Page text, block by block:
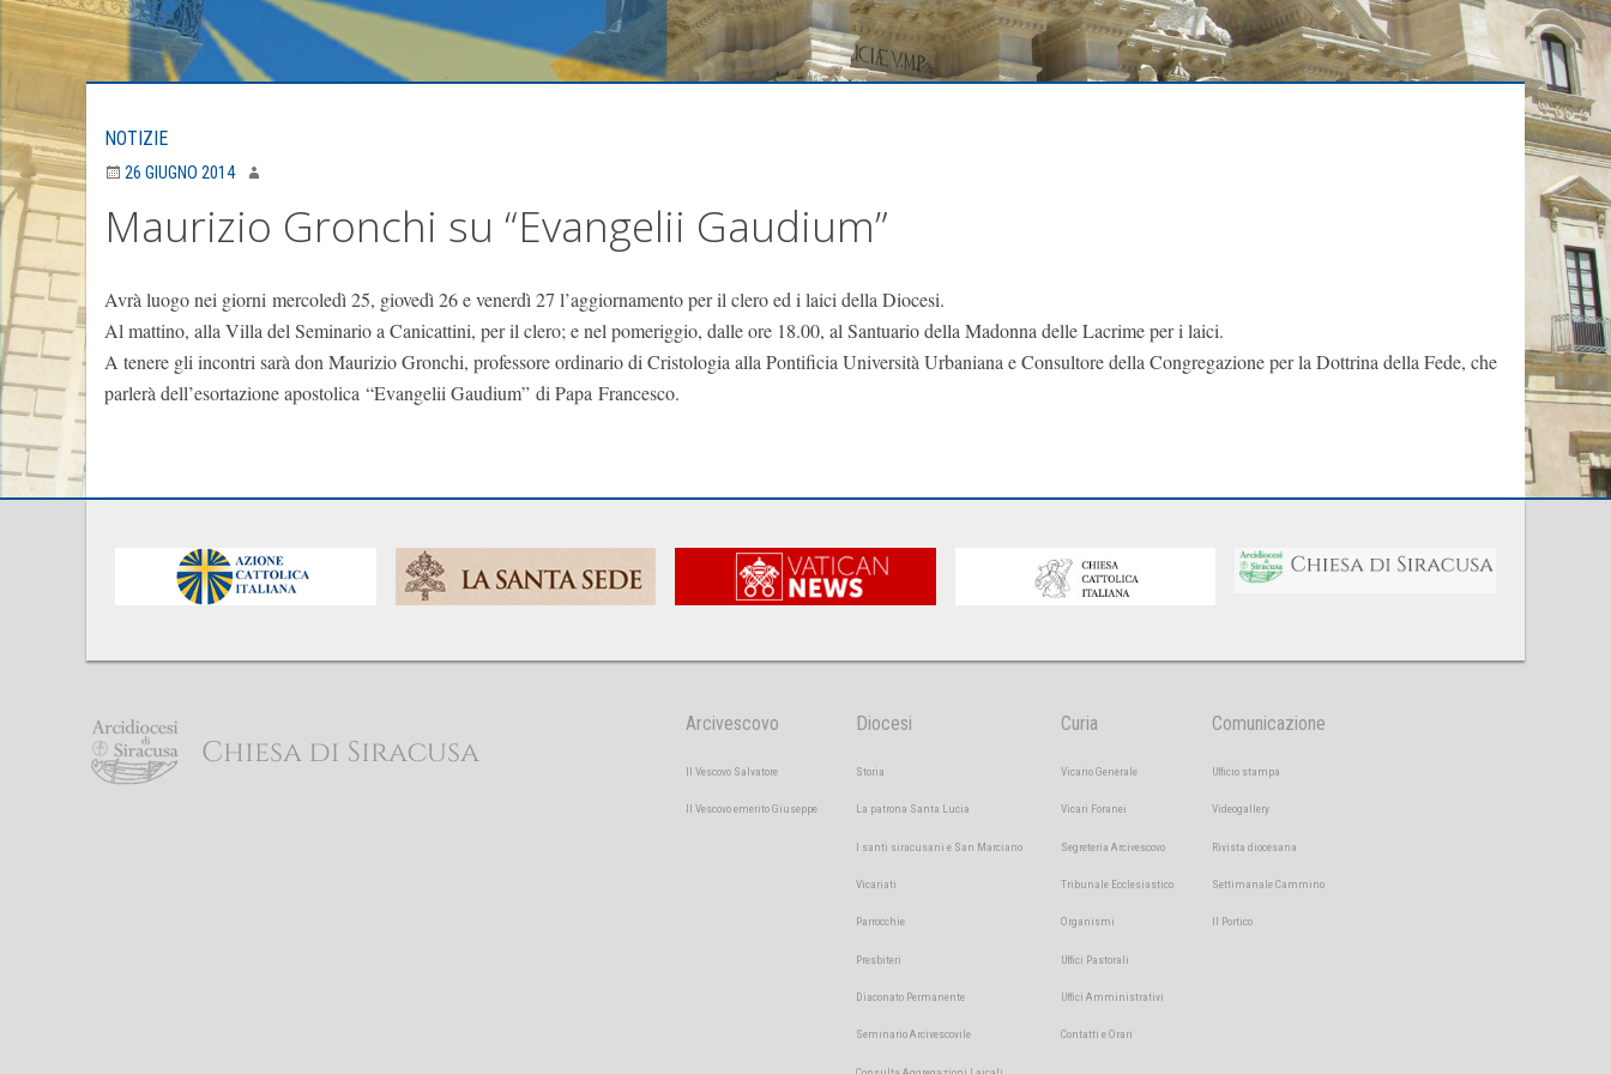
NOTIZIE
26 GIUGNO 2014
Maurizio Gronchi su “Evangelii Gaudium”
Avrà luogo nei giorni mercoledì 25, giovedì 26 e venerdì 27 l’aggiornamento per il clero ed i laici della Diocesi.
Al mattino, alla Villa del Seminario a Canicattini, per il clero; e nel pomeriggio, dalle ore 18.00, al Santuario della Madonna delle Lacrime per i laici.
A tenere gli incontri sarà don Maurizio Gronchi, professore ordinario di Cristologia alla Pontificia Università Urbaniana e Consultore della Congregazione per la Dottrina della Fede, che
parlerà dell’esortazione apostolica “Evangelii Gaudium” di Papa Francesco.
Arcivescovo
Il Vescovo Salvatore
Il Vescovo emerito Giuseppe
Diocesi
Storia
La patrona Santa Lucia
I santi siracusani e San Marciano
Vicariati
Parrocchie
Presbiteri
Diaconato Permanente
Seminario Arcivescovile
Curia
Vicario Generale
Vicari Foranei
Segreteria Arcivescovo
Tribunale Ecclesiastico
Organismi
Uffici Pastorali
Uffici Amministrativi
Contatti e Orari
Comunicazione
Ufficio stampa
Videogallery
Rivista diocesana
Settimanale Cammino
Il Portico